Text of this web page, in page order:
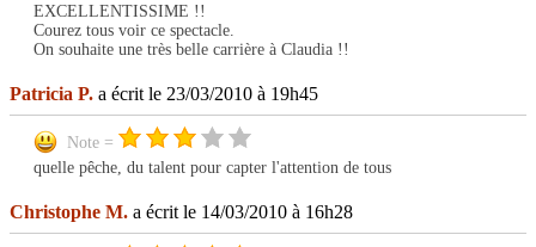
EXCELLENTISSIME !!
Courez tous voir ce spectacle.
On souhaite une très belle carrière à Claudia !!
Patricia P. a écrit le 23/03/2010 à 19h45
Note =
quelle pêche, du talent pour capter l'attention de tous
Christophe M. a écrit le 14/03/2010 à 16h28